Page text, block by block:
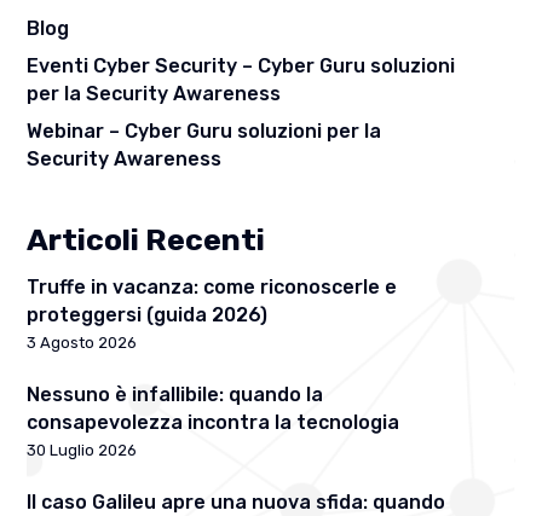
Blog
Eventi Cyber Security – Cyber Guru soluzioni
per la Security Awareness
Webinar – Cyber Guru soluzioni per la
Security Awareness
Articoli Recenti
Truffe in vacanza: come riconoscerle e
proteggersi (guida 2026)
3 Agosto 2026
Nessuno è infallibile: quando la
consapevolezza incontra la tecnologia
30 Luglio 2026
Il caso Galileu apre una nuova sfida: quando